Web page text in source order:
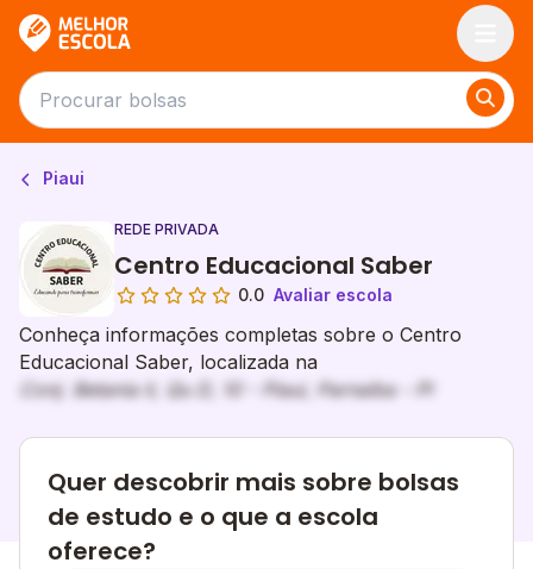
Piaui
REDE PRIVADA
Centro Educacional Saber
0.0 Avaliar escola
Conheça informações completas sobre o Centro
Educacional Saber, localizada na
Conj. Betania Ii, Qu D, 10 - Piaui, Parnaíba - PI
Quer descobrir mais sobre bolsas
de estudo e o que a escola
oferece?